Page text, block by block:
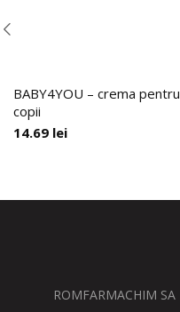
BABY4YOU – crema pentru
copii
14.69 lei
ROMFARMACHIM SA